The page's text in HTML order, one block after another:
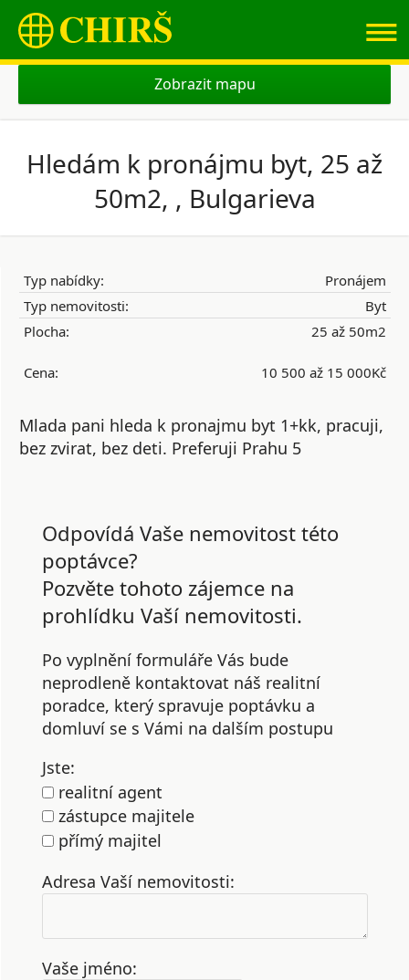
≡
Zobrazit mapu
Hledám k pronájmu byt, 25 až
50m2, , Bulgarieva
Typ nabídky:
Pronájem
Typ nemovitosti:
Byt
Plocha:
25 až 50m2
Cena: 10 500 až 15 000Kč
Mlada pani hleda k pronajmu byt 1+kk, pracuji,
bez zvirat, bez deti. Preferuji Prahu 5
Odpovídá Vaše nemovitost této
poptávce?
Pozvěte tohoto zájemce na
prohlídku Vaší nemovitosti.
Po vyplnění formuláře Vás bude
neprodleně kontaktovat náš realitní
poradce, který spravuje poptávku a
domluví se s Vámi na dalším postupu
Jste:
realitní agent
zástupce majitele
přímý majitel
Adresa Vaší nemovitosti:
Vaše jméno: